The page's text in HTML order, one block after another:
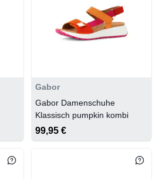
Gabor
Gabor Damenschuhe
Klassisch pumpkin kombi
99,95 €